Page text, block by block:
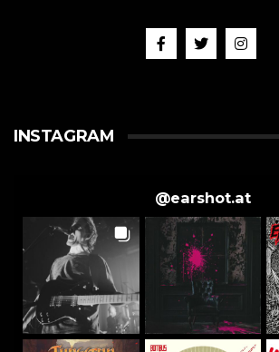
INSTAGRAM
@earshot.at